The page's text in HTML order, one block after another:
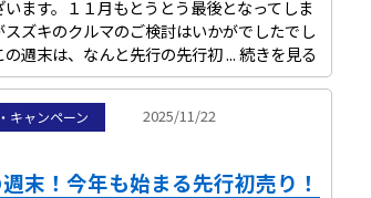
ます。１１月もとうとう最後となってしま
スズキのクルマのご検討はいかがでしたでし
の週末は、なんと先行の先行初 ...続きを見る
キャンペーン 2025/11/22
末！今年も始まる先行初売り！